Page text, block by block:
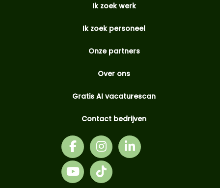
Ik zoek werk
Ik zoek personeel
Onze partners
Over ons
Gratis AI vacaturescan
Contact bedrijven